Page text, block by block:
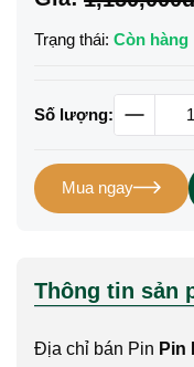
Trạng thái: Còn hàng
Số lượng:
Mua ngay
Thông tin sản
Địa chỉ bán Pin Pin